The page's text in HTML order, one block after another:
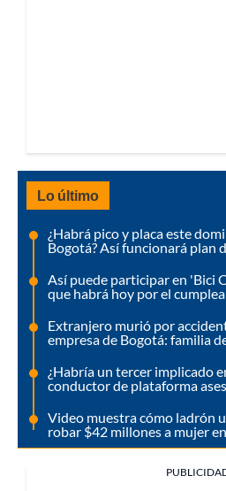
Lo último
¿Habrá pico y placa este
Bogotá? Así funcionará plan
Así puede participar en 'Bici
que habrá hoy por el
Extranjero murió por
empresa de Bogotá: familia
¿Habría un tercer implicado
conductor de plataforma
Video muestra cómo ladrón
robar $42 millones a mujer